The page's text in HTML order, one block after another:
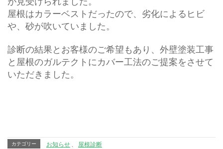
屋根はカラーベストだったので、劣化によるヒビ
や、砂が吹いていました。
診断の結果とお客様のご希望もあり、外壁塗装工事
と屋根のガルテクトにカバー工法のご提案をさせて
いただきました。
カテゴリー お知らせ 、 屋根診断